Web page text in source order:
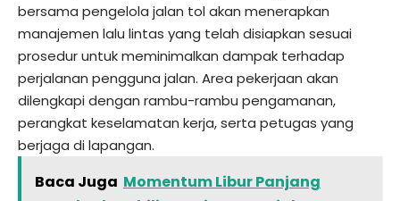
bersama pengelola jalan tol akan menerapkan
manajemen lalu lintas yang telah disiapkan sesuai
prosedur untuk meminimalkan dampak terhadap
perjalanan pengguna jalan. Area pekerjaan akan
dilengkapi dengan rambu-rambu pengamanan,
perangkat keselamatan kerja, serta petugas yang
berjaga di lapangan.
Baca Juga Momentum Libur Panjang